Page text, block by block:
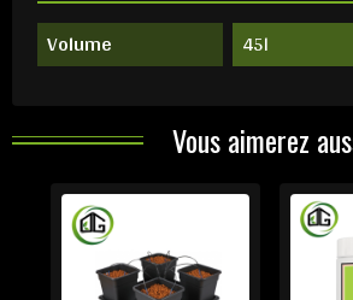
Volume 45l
Vous aimerez